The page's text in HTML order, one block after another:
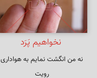
نخواهیم پَرَد
نه من انگشت نمایم به هواداری